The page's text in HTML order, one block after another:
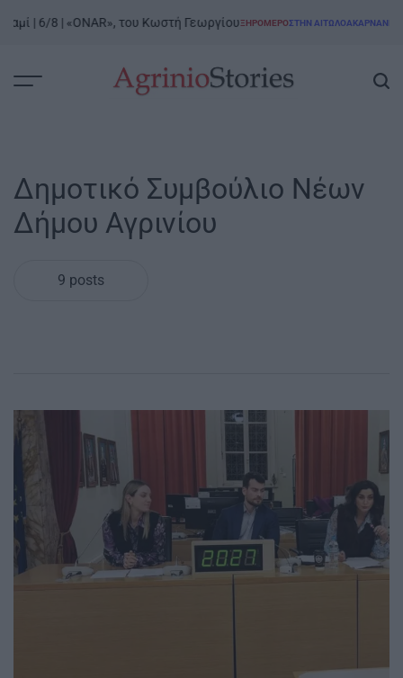
| 6/8 | «ONAR», του Κωστή ΓεωργίουPOSTED
ΞΗΡΟΜΕΡΟΣΤΗΝ ΑΙΤΩΛΟΑΚΑΡΝΑΝΊΑ
Δημοτικό Συμβούλιο Νέων
Δήμου Αγρινίου
9 posts